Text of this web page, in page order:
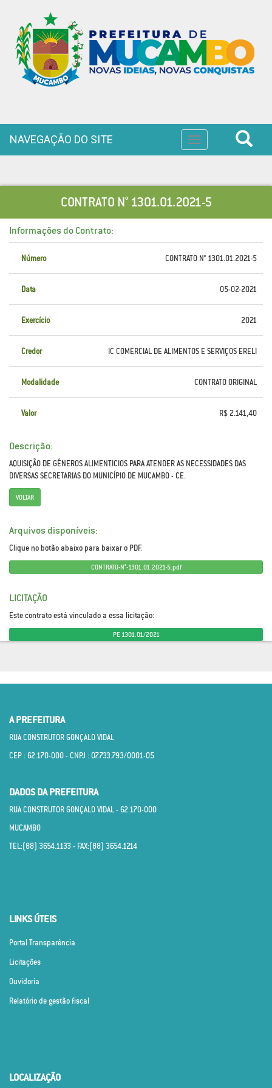
Toggle
navigation
NAVEGAÇÃO DO SITE
CONTRATO N° 1301.01.2021-5
Informações do Contrato:
Número CONTRATO N° 1301.01.2021-5
Data 05-02-2021
Exercício 2021
Credor IC COMERCIAL DE ALIMENTOS E SERVIÇOS ERELI
Modalidade CONTRATO ORIGINAL
Valor R$ 2.141,40
Descrição:
AQUISIÇÃO DE GÊNEROS ALIMENTICIOS PARA ATENDER AS NECESSIDADES DAS
DIVERSAS SECRETARIAS DO MUNICÍPIO DE MUCAMBO - CE.
VOLTAR
Arquivos disponíveis:
Clique no botão abaixo para baixar o PDF.
CONTRATO-N°-1301.01.2021-5.pdf
LICITAÇÃO
Este contrato está vinculado a essa licitação:
PE 1301.01/2021
A PREFEITURA
RUA CONSTRUTOR GONÇALO VIDAL
CEP : 62.170­-000 - CNPJ : 07.733.793/0001­-05
DADOS DA PREFEITURA
RUA CONSTRUTOR GONÇALO VIDAL - 62.170­-000
MUCAMBO
TEL:(88) 3654.1133 - FAX:(88) 3654.1214
LINKS ÚTEIS
Portal Transparência
Licitações
Ouvidoria
Relatório de gestão fiscal
LOCALIZAÇÃO